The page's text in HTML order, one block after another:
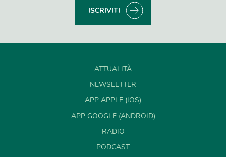
ISCRIVITI
ATTUALITÀ
NEWSLETTER
APP APPLE (IOS)
APP GOOGLE (ANDROID)
RADIO
PODCAST